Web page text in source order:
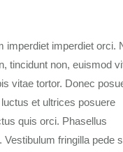
imperdiet imperdiet orci.
tincidunt non, euismod
vitae tortor. Donec
et ultrices posuere
quis orci. Phasellus
fringilla pede